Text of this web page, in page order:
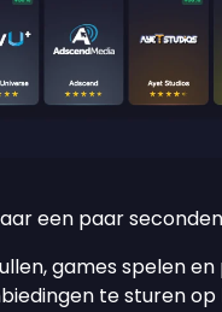
een paar
games spelen
te sturen op